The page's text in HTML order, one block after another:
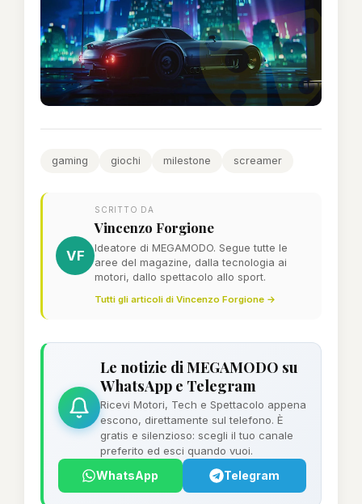
gaming giochi milestone screamer
VF
SCRITTO DA
Vincenzo Forgione
Ideatore di MEGAMODO. Segue tutte le
aree del magazine, dalla tecnologia ai
motori, dallo spettacolo allo sport.
Tutti gli articoli di Vincenzo Forgione →
Le notizie di MEGAMODO su
WhatsApp e Telegram
Ricevi Motori, Tech e Spettacolo appena
escono, direttamente sul telefono. È
gratis e silenzioso: scegli il tuo canale
preferito ed esci quando vuoi.
WhatsApp Telegram